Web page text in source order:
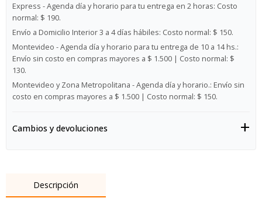
Express - Agenda día y horario para tu entrega en 2 horas: Costo
normal: $ 190.
Envío a Domicilio Interior 3 a 4 días hábiles: Costo normal: $ 150.
Montevideo - Agenda día y horario para tu entrega de 10 a 14 hs.:
Envío sin costo en compras mayores a $ 1.500 | Costo normal: $
130.
Montevideo y Zona Metropolitana - Agenda día y horario.: Envío sin
costo en compras mayores a $ 1.500 | Costo normal: $ 150.
Cambios y devoluciones
Descripción